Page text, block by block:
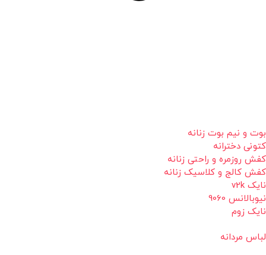
بوت و نیم بوت زنانه
کتونی دخترانه
کفش روزمره و راحتی زنانه
کفش کالج و کلاسیک زنانه
نایک v2k
نیوبالانس 9060
نایک زوم
لباس مردانه